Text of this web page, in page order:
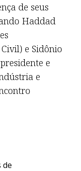
de seus
Haddad
e Sidônio
e
e
de